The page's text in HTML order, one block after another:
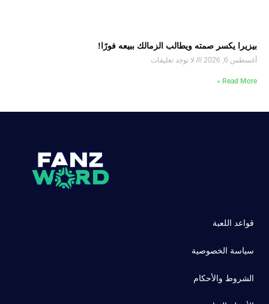
بيزيرا يكسر صمته ويطالب الزمالك ببيعه فورًا!
أغسطس 6, 2026 لا توجد تعليقات
Read More »
قواعد اللعبة
سياسة الخصوصية
الشروط والأحكام